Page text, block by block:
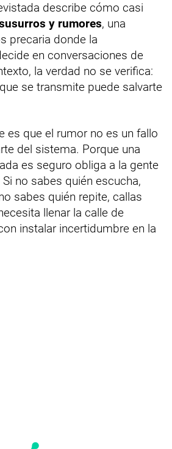
describe cómo casi
y rumores, una
precaria donde la
en conversaciones de
la verdad no se verifica:
se transmite puede salvarte
es que el rumor no es un fallo
del sistema. Porque una
es seguro obliga a la gente
no sabes quién escucha,
sabes quién repite, callas
llenar la calle de
instalar incertidumbre en la